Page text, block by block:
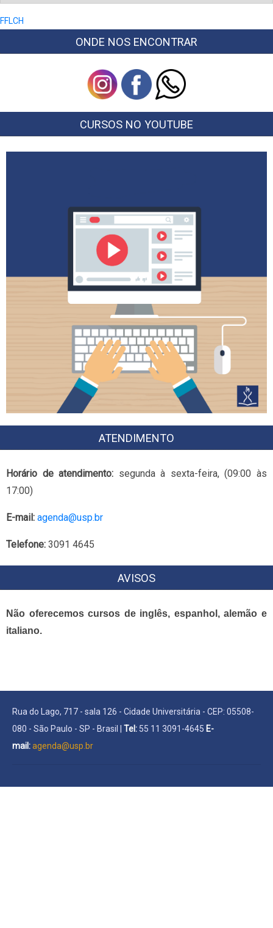
FFLCH
ONDE NOS ENCONTRAR
CURSOS NO YOUTUBE
ATENDIMENTO
Horário de atendimento: segunda à sexta-feira, (09:00 às
17:00)
E-mail: agenda@usp.br
Telefone: 3091 4645
AVISOS
Não oferecemos cursos de inglês, espanhol, alemão e
italiano.
Rua do Lago, 717 - sala 126 - Cidade Universitária - CEP: 05508-
080 - São Paulo - SP - Brasil | Tel: 55 11 3091-4645 E-
mail:agenda@usp.br